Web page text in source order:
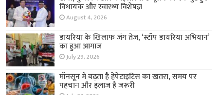
विधायक और स्वास्थ्य विशेषज्ञ
August 4, 2026
डायरिया के खिलाफ जंग तेज, ‘स्टॉप डायरिया अभियान’
का हुआ आगाज
July 29, 2026
मॉनसून में बढ़ता है हेपेटाइटिस का खतरा, समय पर
पहचान और इलाज है जरूरी